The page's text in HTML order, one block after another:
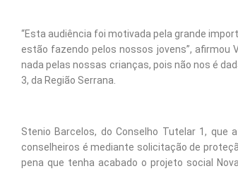
“Esta audiência foi motivada pela grande
estão fazendo pelos nossos jovens”, afirmou
nada pelas nossas crianças, pois não nos é
3, da Região Serrana.
Stenio Barcelos, do Conselho Tutelar 1, que
conselheiros é mediante solicitação de
pena que tenha acabado o projeto social